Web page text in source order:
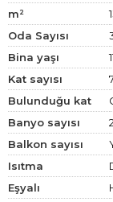
m²
Oda Sayısı
Bina yaşı
Kat sayısı
Bulunduğu kat
Banyo sayısı
Balkon sayısı
Isıtma
Eşyalı